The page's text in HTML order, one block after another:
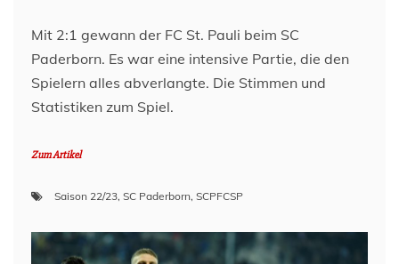
Mit 2:1 gewann der FC St. Pauli beim SC
Paderborn. Es war eine intensive Partie, die den
Spielern alles abverlangte. Die Stimmen und
Statistiken zum Spiel.
Zum Artikel
Saison 22/23, SC Paderborn, SCPFCSP